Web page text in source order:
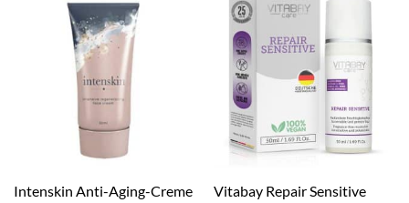
Intenskin Anti-Aging-Creme
Vitabay Repair Sensitive